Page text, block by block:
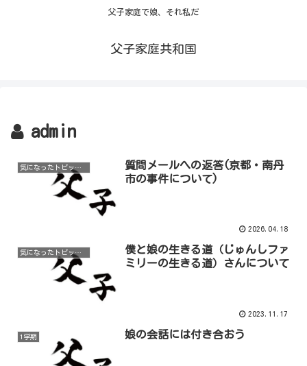
父子家庭で娘、それ私だ
父子家庭共和国
admin
気になったトピックなど
質問メールへの返答(京都・南丹
市の事件について)
2026.04.18
気になったトピックなど
僕と娘の生きる道（じゅんしファ
ミリーの生きる道）さんについて
2023.11.17
1学期 娘の会話には付き合おう